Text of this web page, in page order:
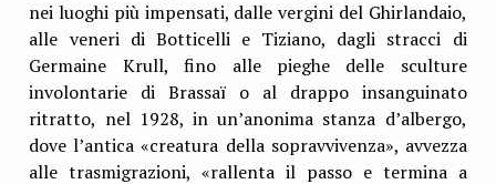
nei luoghi più impensati, dalle vergini del Ghirlandaio,
alle veneri di Botticelli e Tiziano, dagli stracci di
Germaine Krull, fino alle pieghe delle sculture
involontarie di Brassaï o al drappo insanguinato
ritratto, nel 1928, in un’anonima stanza d’albergo,
dove l’antica «creatura della sopravvivenza», avvezza
alle trasmigrazioni, «rallenta il passo e termina a